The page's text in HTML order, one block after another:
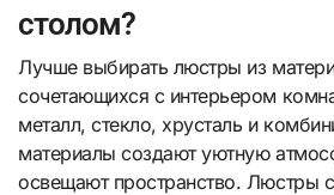
столом?
Лучше выбирать люстры из
сочетающихся с интерьером
металл, стекло, хрусталь и
материалы создают уютную
освещают пространство. Люстры